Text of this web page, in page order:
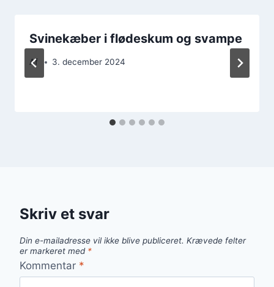
Svinekæber i flødeskum og svampe
Af 3. december 2024
Skriv et svar
Din e-mailadresse vil ikke blive publiceret. Krævede felter
er markeret med *
Kommentar *